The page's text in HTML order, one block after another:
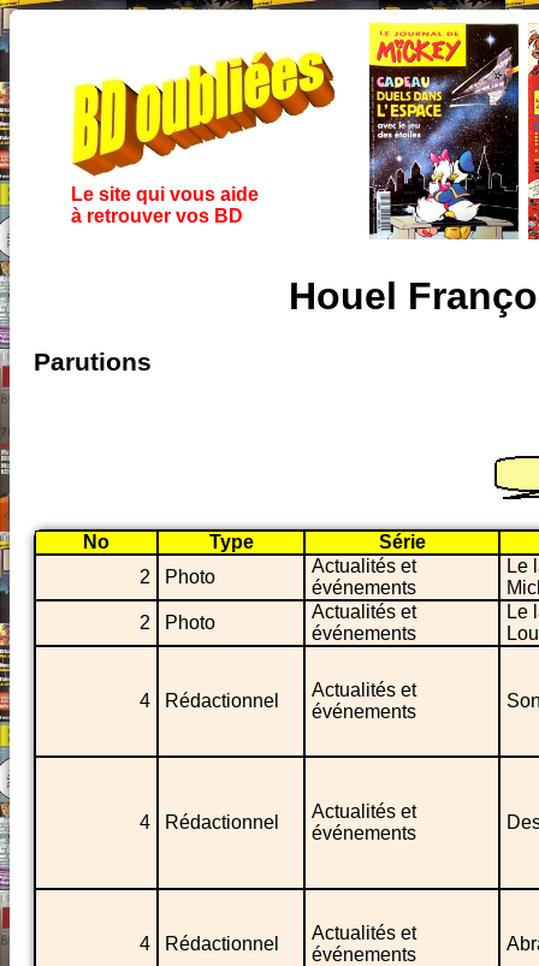
Le site qui vous aide
à retrouver vos BD
Houel
Parutions
No Type
Série
2
Photo
Actualités et
événements
Le
2
Photo
Actualités et
événements
Le
4 Rédactionnel
Actualités et
événements
4 Rédactionnel
Actualités et
événements
4 Rédactionnel
Actualités et
événements